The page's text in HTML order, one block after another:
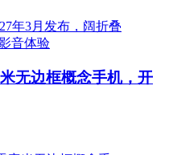
无边框概念手机，开